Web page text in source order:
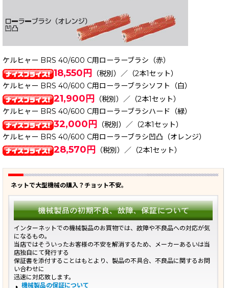
ケルヒャー BRS 40/600 C用ローラーブラシ（赤）
18,550円 （税別）／（2本1セット）
ケルヒャー BRS 40/600 C用ローラーブラシソフト（白）
21,900円 （税別）／（2本1セット）
ケルヒャー BRS 40/600 C用ローラーブラシハード（緑）
32,000円 （税別）／（2本1セット）
ケルヒャー BRS 40/600 C用ローラーブラシ凹凸（オレンジ）
28,570円 （税別）／（2本1セット）
ネットで大型機械の購入？チョット不安。
インターネットでの機械製品のお買物では、故障や不良品への対応が気
になるもの。
当店ではそういったお客様の不安を解消するため、メーカーあるいは当
店独自にて発行する
保証書を添付することはもとより、製品の不具合、不良品に関するお問
い合わせに
迅速に対応致します。
機械製品の保証について